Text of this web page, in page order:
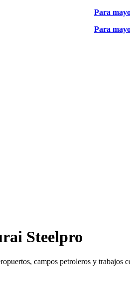
Para
Para
Steelpro
campos petroleros y